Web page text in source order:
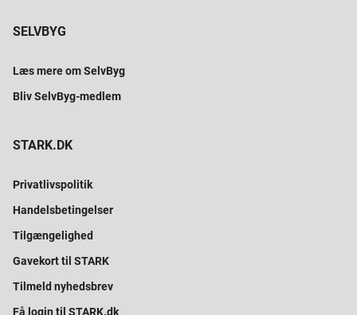
SELVBYG
Læs mere om SelvByg
Bliv SelvByg-medlem
STARK.DK
Privatlivspolitik
Handelsbetingelser
Tilgængelighed
Gavekort til STARK
Tilmeld nyhedsbrev
Få login til STARK.dk